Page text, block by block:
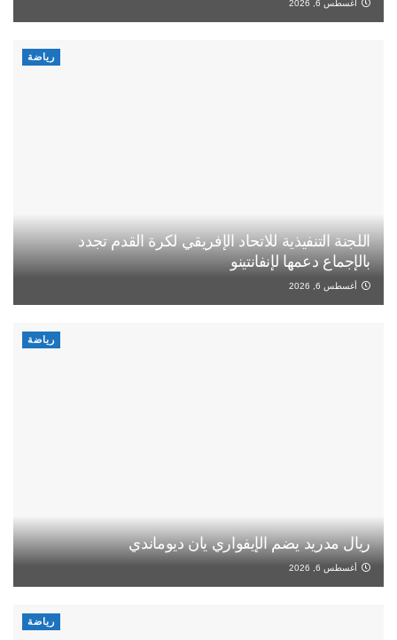
أغسطس 6, 2026
رياضة
اللجنة التنفيذية للاتحاد الإفريقي لكرة القدم تجدد
بالإجماع دعمها لإنفانتينو
أغسطس 6, 2026
رياضة
ريال مدريد يضم الإيفواري يان ديوماندي
أغسطس 6, 2026
رياضة